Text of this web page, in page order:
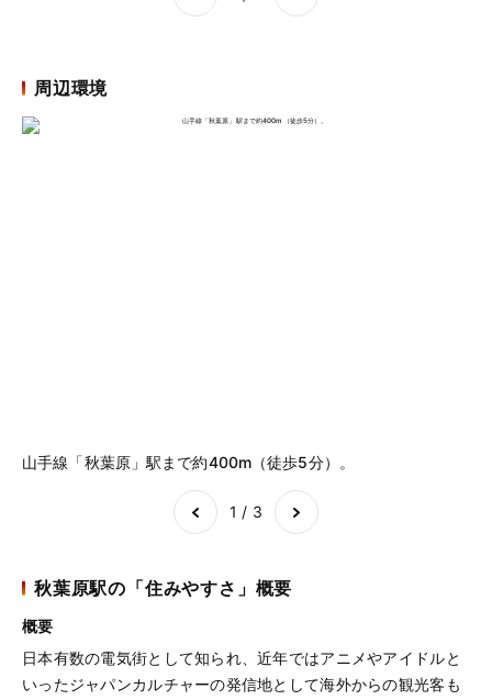
周辺環境
山手線「秋葉原」駅まで約400m（徒歩5分）。
1 / 3
秋葉原駅の「住みやすさ」概要
概要
日本有数の電気街として知られ、近年ではアニメやアイドルと
いったジャパンカルチャーの発信地として海外からの観光客も